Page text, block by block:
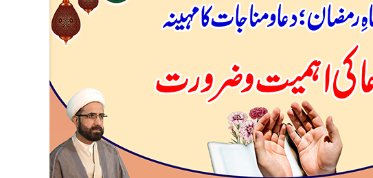
Rehmaton
ka
Dua
Munajat
ki